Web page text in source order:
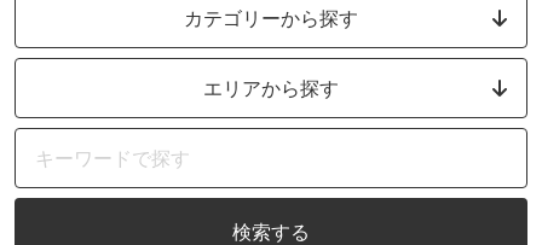
カテゴリーから探す
エリアから探す
検索する